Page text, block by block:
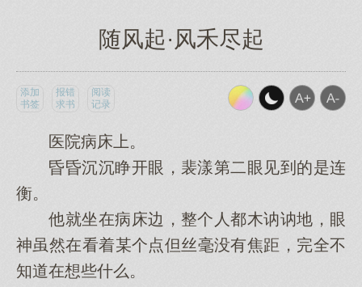
随风起·风禾尽起
添加
书签
报错
求书
阅读
记录
医院病床上。
昏昏沉沉睁开眼，裴漾第二眼见到的是连
衡。
他就坐在病床边，整个人都木讷讷地，眼
神虽然在看着某个点但丝毫没有焦距，完全不
知道在想些什么。